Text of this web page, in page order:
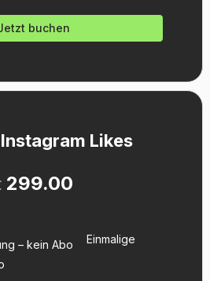
buchen
Likes
299.00
Einmalige